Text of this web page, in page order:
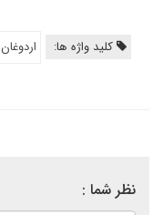
کلید واژه ها: اردوغان
نظر شما :